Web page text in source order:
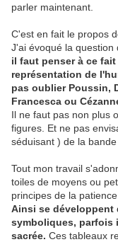
parler maintenant.
C'est en fait le propos
J'ai évoqué la question
il faut penser à ce
représentation de
pas oublier Poussin,
Francesca ou
Il ne faut pas non plus
figures. Et ne pas
séduisant ) de la bande
Tout mon travail
toiles de moyens ou
principes de la
Ainsi se
symboliques, parfois
sacrée. Ces tableaux